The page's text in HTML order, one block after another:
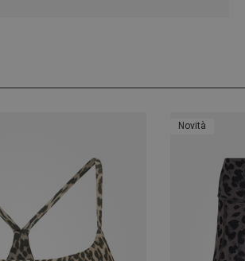
Novità